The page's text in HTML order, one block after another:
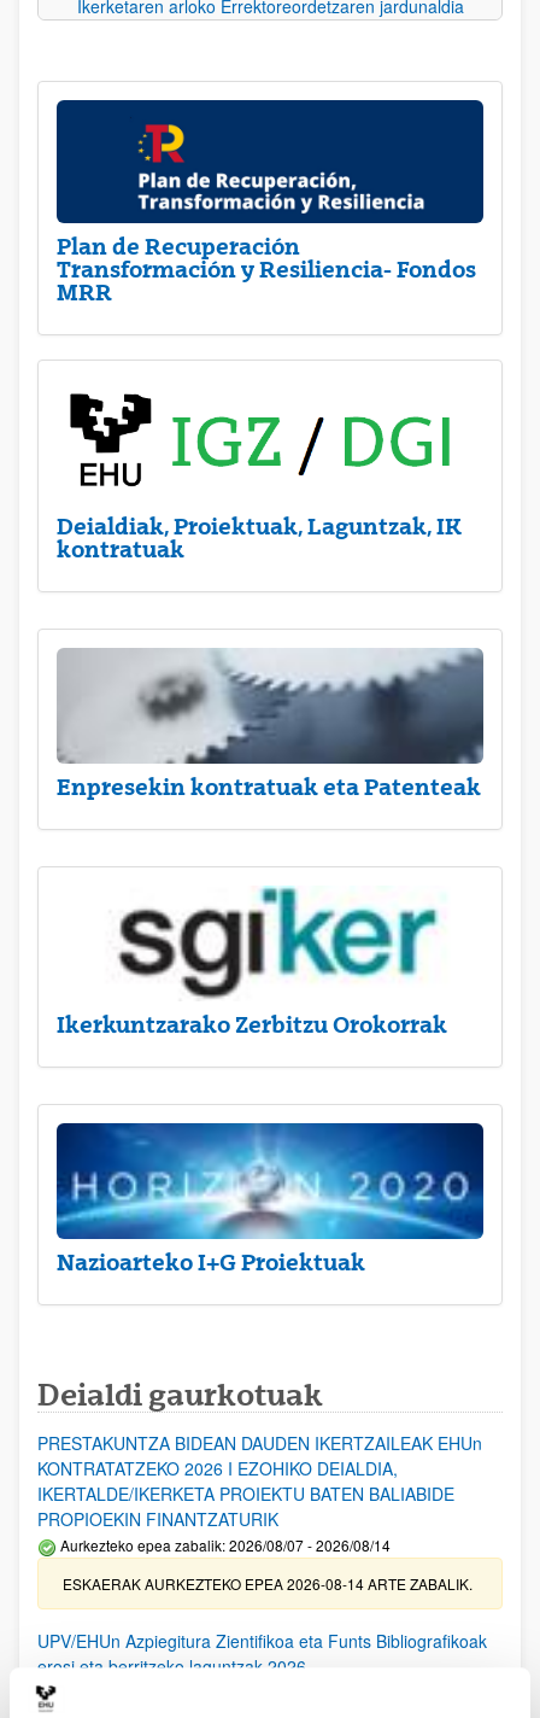
Ikerketaren arloko Errektoreordetzaren jardunaldia
Plan de Recuperación
Transformación y Resiliencia- Fondos
MRR
Deialdiak, Proiektuak, Laguntzak, IK
kontratuak
Enpresekin kontratuak eta Patenteak
Ikerkuntzarako Zerbitzu Orokorrak
Nazioarteko I+G Proiektuak
Deialdi gaurkotuak
PRESTAKUNTZA BIDEAN DAUDEN IKERTZAILEAK EHUn
KONTRATATZEKO 2026 I EZOHIKO DEIALDIA,
IKERTALDE/IKERKETA PROIEKTU BATEN BALIABIDE
PROPIOEKIN FINANTZATURIK
Aurkezteko epea zabalik: 2026/08/07 - 2026/08/14
ESKAERAK AURKEZTEKO EPEA 2026-08-14 ARTE ZABALIK.
UPV/EHUn Azpiegitura Zientifikoa eta Funts Bibliografikoak
erosi eta berritzeko laguntzak 2026